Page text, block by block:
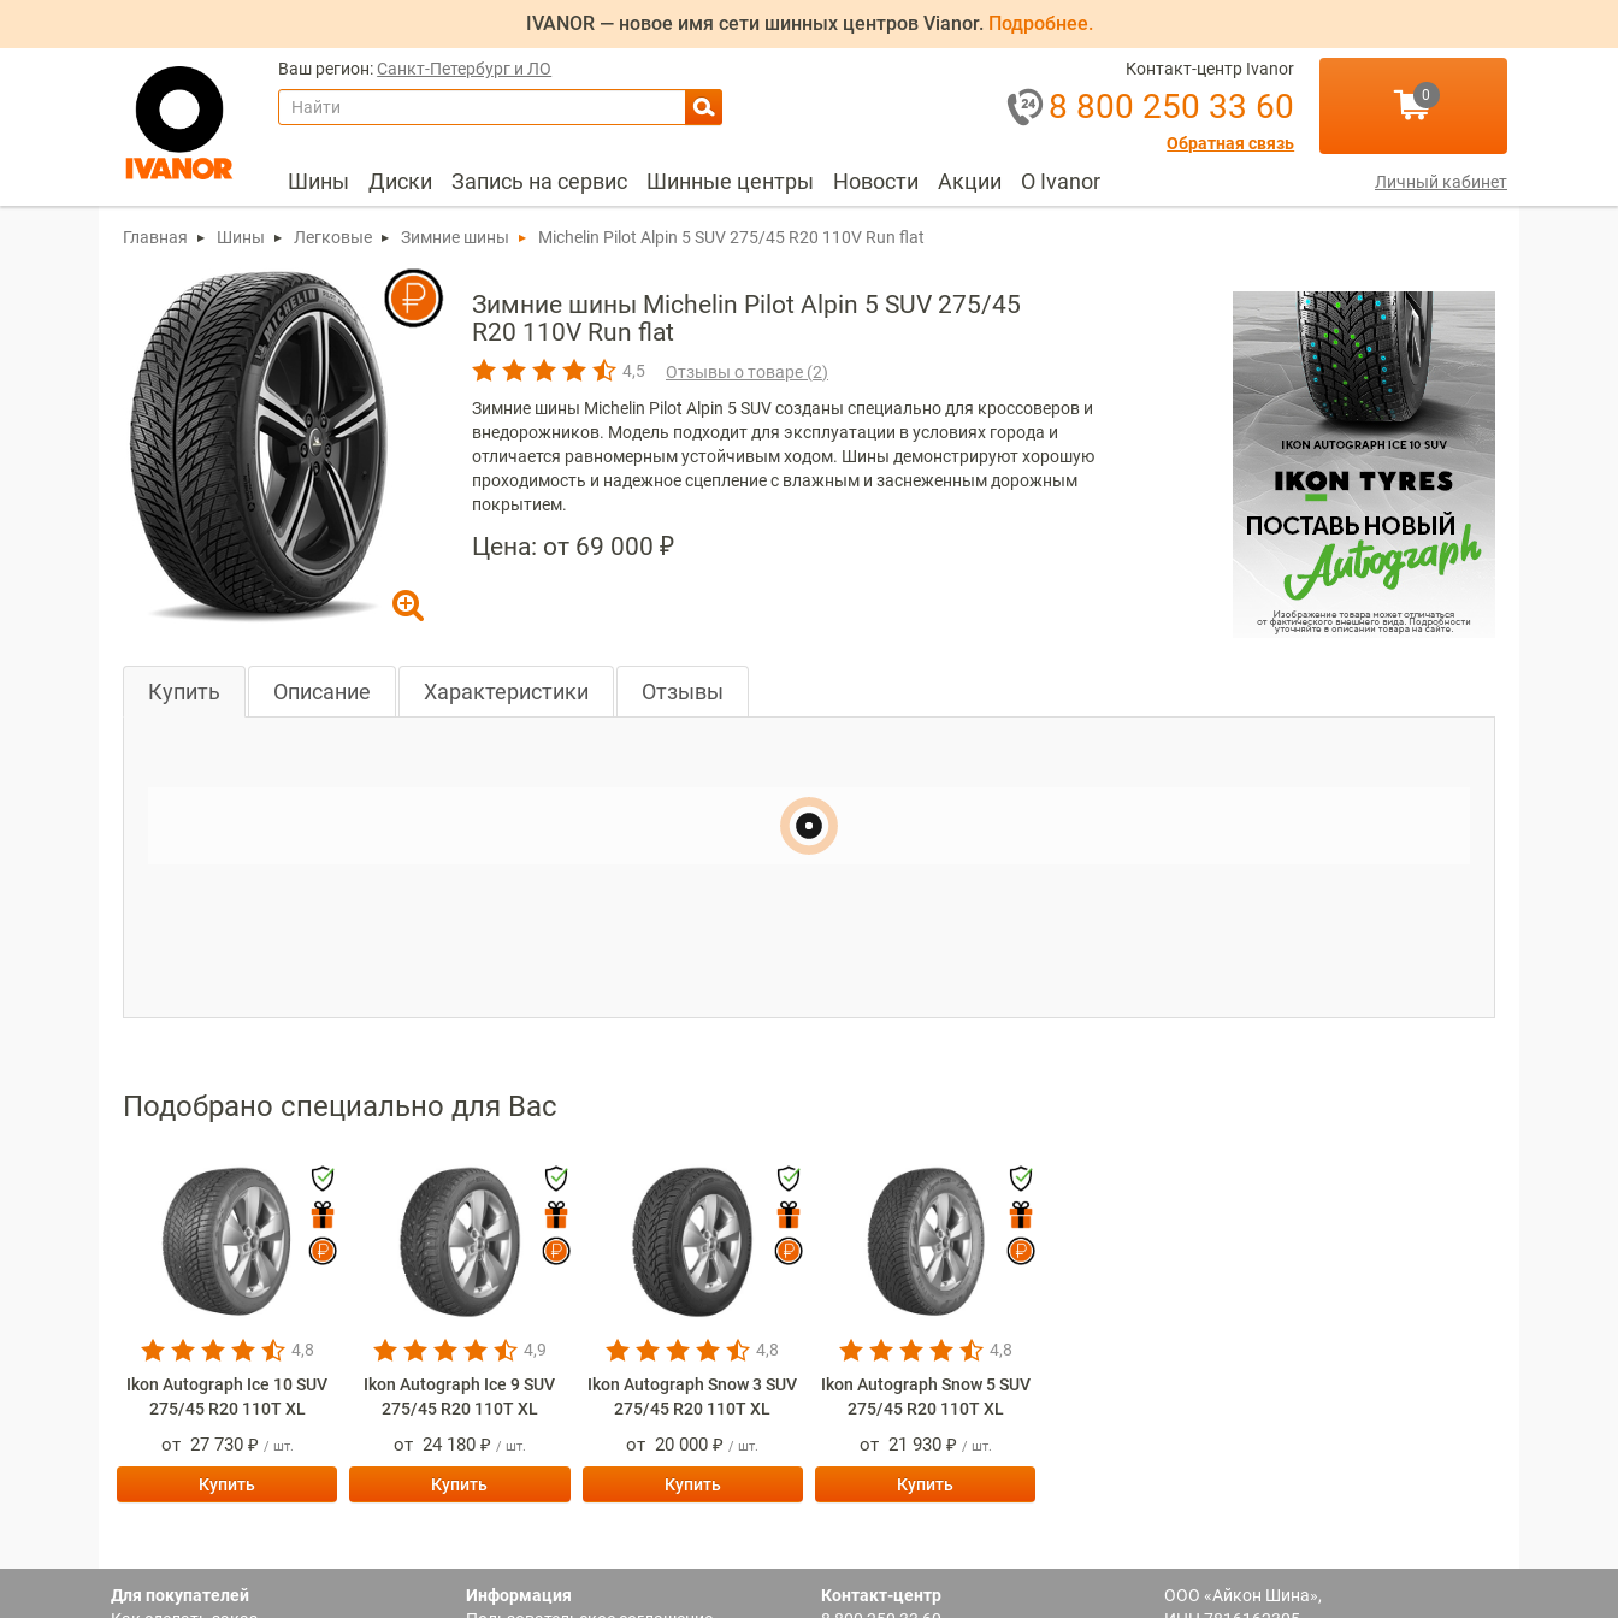
IVANOR — новое имя сети шинных центров Vianor. Подробнее.
Ваш регион:Санкт-Петербург и ЛО
Найти
Контакт-центр Ivanor
8 800 250 33 60
Обратная связь
0
Шины Диски Запись на сервис Шинные центры Новости Акции О Ivanor Личный кабинет
Главная Шины Легковые Зимние шины Michelin Pilot Alpin 5 SUV 275/45 R20 110V Run flat
Зимние шины Michelin Pilot Alpin 5 SUV 275/45
R20 110V Run flat
4,5 Отзывы о товаре (2)
Зимние шины Michelin Pilot Alpin 5 SUV созданы специально для кроссоверов и
внедорожников. Модель подходит для эксплуатации в условиях города и
отличается равномерным устойчивым ходом. Шины демонстрируют хорошую
проходимость и надежное сцепление с влажным и заснеженным дорожным
покрытием.
Цена: от 69 000 ₽
Купить Описание Характеристики Отзывы
Подобрано специально для Вас
4,8
Ikon Autograph Ice 10 SUV
275/45 R20 110T XL
от 27 730 ₽ / шт.
Купить
4,9
Ikon Autograph Ice 9 SUV
275/45 R20 110T XL
от 24 180 ₽ / шт.
Купить
4,8
Ikon Autograph Snow 3 SUV
275/45 R20 110T XL
от20 000 ₽ / шт.
Купить
4,8
Ikon Autograph Snow 5 SUV
275/45 R20 110T XL
от 21 930 ₽ / шт.
Купить
Для покупателей
Информация
Контакт-центр
ООО «Айкон Шина»,